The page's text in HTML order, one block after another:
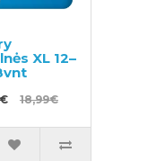
XL 12–
18,99€